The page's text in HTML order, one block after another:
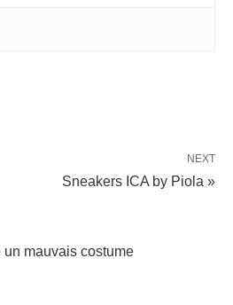
NEXT
Sneakers ICA by Piola »
mauvais costume